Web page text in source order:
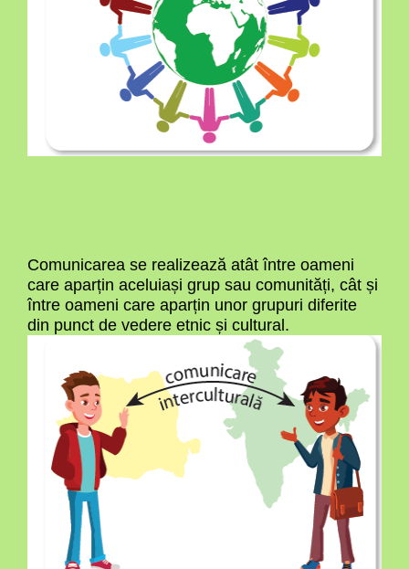
Comunicarea se realizează atât între oameni
care aparțin aceluiași grup sau comunități, cât și
între oameni care aparțin unor grupuri diferite
din punct de vedere etnic și cultural.